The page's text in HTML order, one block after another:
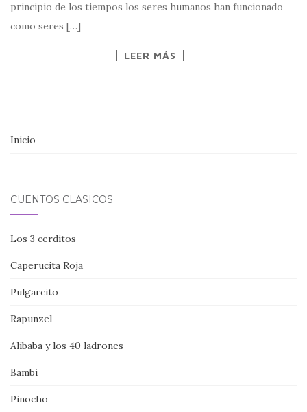
principio de los tiempos los seres humanos han funcionado
como seres […]
LEER MÁS
Inicio
CUENTOS CLÁSICOS
Los 3 cerditos
Caperucita Roja
Pulgarcito
Rapunzel
Alibaba y los 40 ladrones
Bambi
Pinocho